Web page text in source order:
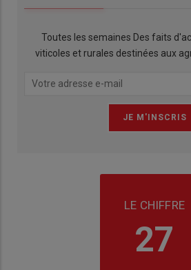
Toutes les semaines Des faits
viticoles et rurales destinées aux
LE CHIFFRE
27